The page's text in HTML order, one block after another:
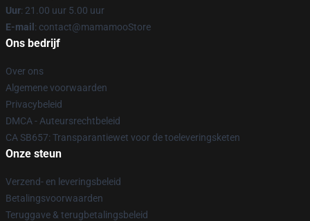
Uur: 21.00 uur 5.00 uur
E-mail : contact@mamamooStore
Ons bedrijf
Over ons
Algemene voorwaarden
Privacybeleid
DMCA - Auteursrechtbeleid
CA SB657: Transparantiewet voor de toeleveringsketen
Onze steun
Verzend- en leveringsbeleid
Betalingsvoorwaarden
Teruggave & terugbetalingsbeleid